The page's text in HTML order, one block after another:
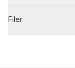
Filer